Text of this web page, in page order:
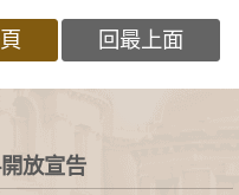
回最上面
放宣告